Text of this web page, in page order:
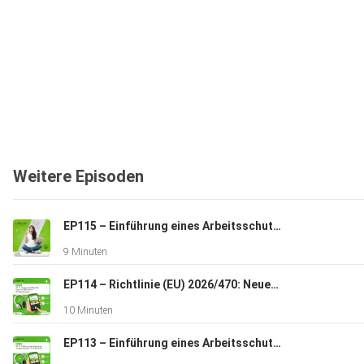
Weitere Episoden
EP115 – Einführung eines Arbeitsschutzmanagementsystems – Teil 10: Überwachung, Analyse und Bewertung
9 Minuten
EP114 – Richtlinie (EU) 2026/470: Neues zur CSRD und zum EU-Lieferkettengesetz
10 Minuten
EP113 – Einführung eines Arbeitsschutzmanagementsystems – Teil 9: Betrieb (II)